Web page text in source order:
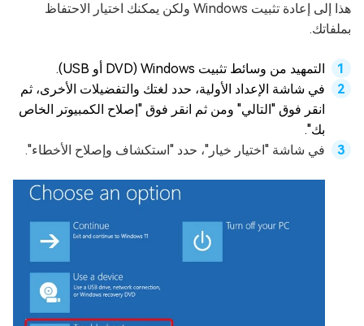
هذا إلى إعادة تثبيت Windows ولكن يمكنك اختيار الاحتفاظ
بملفاتك.
التمهيد من وسائط تثبيت Windows (DVD أو USB).
في شاشة الإعداد الأولية، حدد لغتك والتفضيلات الأخرى، ثم
انقر فوق "التالي" ومن ثم انقر فوق "إصلاح الكمبيوتر الخاص
بك".
في شاشة "اختيار خيار"، حدد "استكشاف وإصلاح الأخطاء".